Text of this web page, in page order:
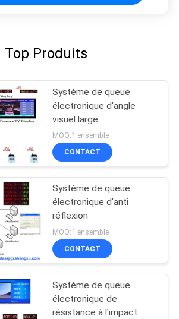
Top Produits
Système de queue
électronique d'angle
visuel large
MOQ:1 ensemble
CONTACT
Système de queue
électronique d'anti
réflexion
MOQ:1 ensemble
CONTACT
Système de queue
électronique de
résistance à l'impact